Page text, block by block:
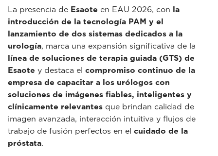
La presencia de Esaote en EAU 2026, con la
introducción de la tecnología PAM y el
lanzamiento de dos sistemas dedicados a la
urología, marca una expansión significativa de la
línea de soluciones de terapia guiada (GTS) de
Esaote y destaca el compromiso continuo de la
empresa de capacitar a los urólogos con
soluciones de imágenes fiables, inteligentes y
clínicamente relevantes que brindan calidad de
imagen avanzada, interacción intuitiva y flujos de
trabajo de fusión perfectos en el cuidado de la
próstata.